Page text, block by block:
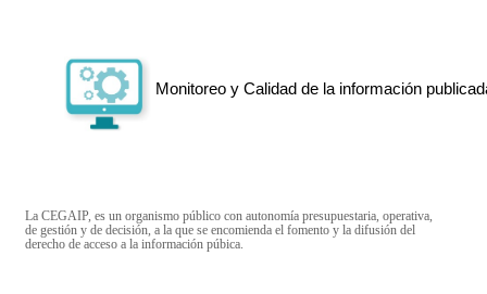
Monitoreo y Calidad de la información
La CEGAIP, es un organismo público con autonomía presupuestaria, operativa,
de gestión y de decisión, a la que se encomienda el fomento y la difusión del
derecho de acceso a la información púbica.